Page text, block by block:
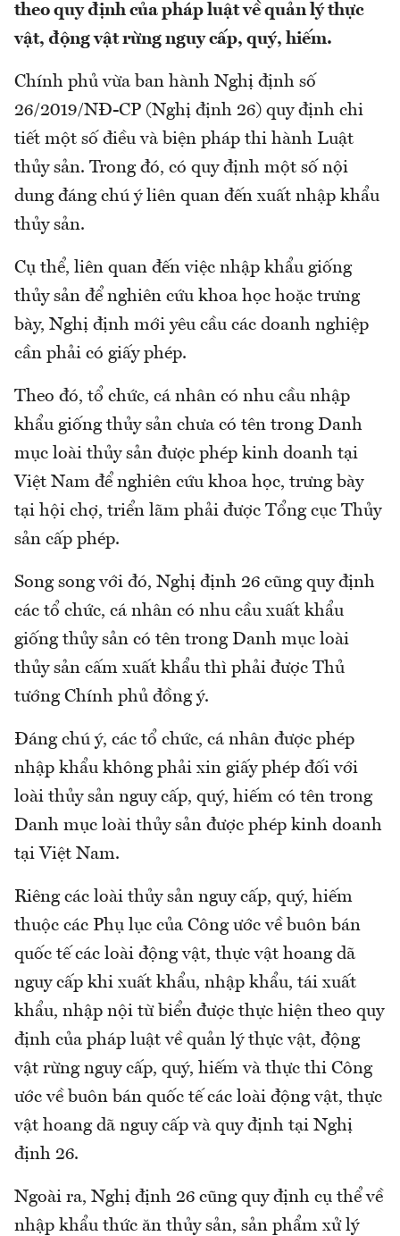
theo quy định của pháp luật về quản lý thực
vật, động vật rừng nguy cấp, quý, hiếm.
Chính phủ vừa ban hành Nghị định số
26/2019/NĐ-CP (Nghị định 26) quy định chi
tiết một số điều và biện pháp thi hành Luật
thủy sản. Trong đó, có quy định một số nội
dung đáng chú ý liên quan đến xuất nhập khẩu
thủy sản.
Cụ thể, liên quan đến việc nhập khẩu giống
thủy sản để nghiên cứu khoa học hoặc trưng
bày, Nghị định mới yêu cầu các doanh nghiệp
cần phải có giấy phép.
Theo đó, tổ chức, cá nhân có nhu cầu nhập
khẩu giống thủy sản chưa có tên trong Danh
mục loài thủy sản được phép kinh doanh tại
Việt Nam để nghiên cứu khoa học, trưng bày
tại hội chợ, triển lãm phải được Tổng cục Thủy
sản cấp phép.
Song song với đó, Nghị định 26 cũng quy định
các tổ chức, cá nhân có nhu cầu xuất khẩu
giống thủy sản có tên trong Danh mục loài
thủy sản cấm xuất khẩu thì phải được Thủ
tướng Chính phủ đồng ý.
Đáng chú ý, các tổ chức, cá nhân được phép
nhập khẩu không phải xin giấy phép đối với
loài thủy sản nguy cấp, quý, hiếm có tên trong
Danh mục loài thủy sản được phép kinh doanh
tại Việt Nam.
Riêng các loài thủy sản nguy cấp, quý, hiếm
thuộc các Phụ lục của Công ước về buôn bán
quốc tế các loài động vật, thực vật hoang dã
nguy cấp khi xuất khẩu, nhập khẩu, tái xuất
khẩu, nhập nội từ biển được thực hiện theo quy
định của pháp luật về quản lý thực vật, động
vật rừng nguy cấp, quý, hiếm và thực thi Công
ước về buôn bán quốc tế các loài động vật, thực
vật hoang dã nguy cấp và quy định tại Nghị
định 26.
Ngoài ra, Nghị định 26 cũng quy định cụ thể về
nhập khẩu thức ăn thủy sản, sản phẩm xử lý